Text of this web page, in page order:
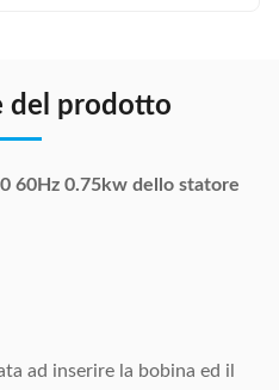
del prodotto
60Hz 0.75kw dello statore
ad inserire la bobina ed il